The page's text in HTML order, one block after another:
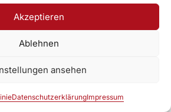
Akzeptieren
Ablehnen
ansehen
DatenschutzerklärungImpressum
Zur DAV Webseite